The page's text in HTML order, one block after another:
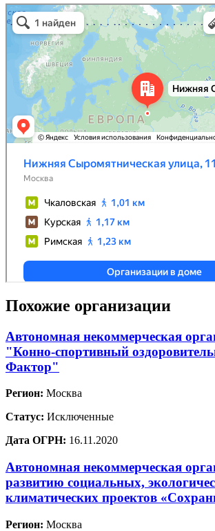
Похожие организации
Автономная некоммерческая
"Конно-спортивный
Фактор"
Регион: Москва
Статус: Исключенные
Дата ОГРН: 16.11.2020
Автономная некоммерческая
развитию социальных,
климатических проектов
Регион: Москва